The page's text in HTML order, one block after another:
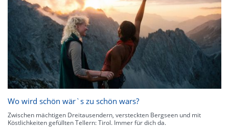
Wo wird schön wär`s zu schön wars?
Zwischen mächtigen Dreitausendern, versteckten Bergseen und mit
Köstlichkeiten gefüllten Tellern: Tirol. Immer für dich da.